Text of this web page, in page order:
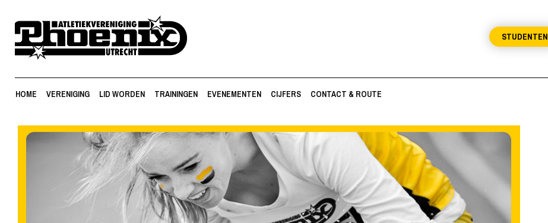
STUDENTEN
HOME VERENIGING LID WORDEN TRAININGEN EVENEMENTEN CIJFERS CONTACT & ROUTE